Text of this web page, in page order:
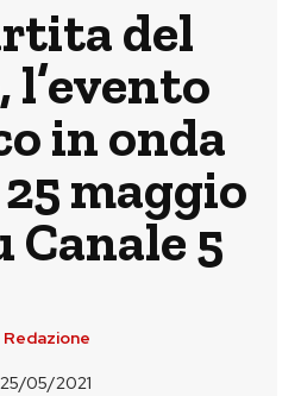
del
l’evento
in onda
maggio
Canale 5
Redazione
25/05/2021